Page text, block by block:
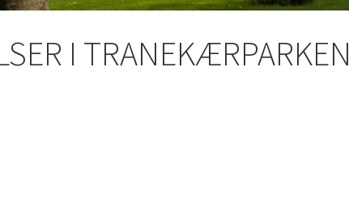
I TRANEKÆRPARKEN